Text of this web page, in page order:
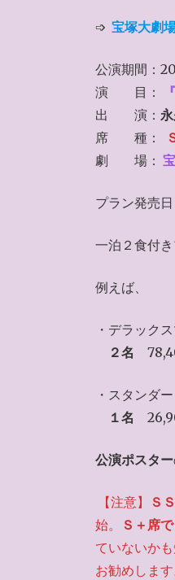
➩ 宝塚大劇
公演期間：
演 目：
『
出 演：
席 種：
劇 場：
プラン発売日
一泊２食付
例えば、
・デラック
２名
・スタンダ
１名
公演ポスター
【注意】 Ｓ
始。
Ｓ＋席
ていないか
お勧めします